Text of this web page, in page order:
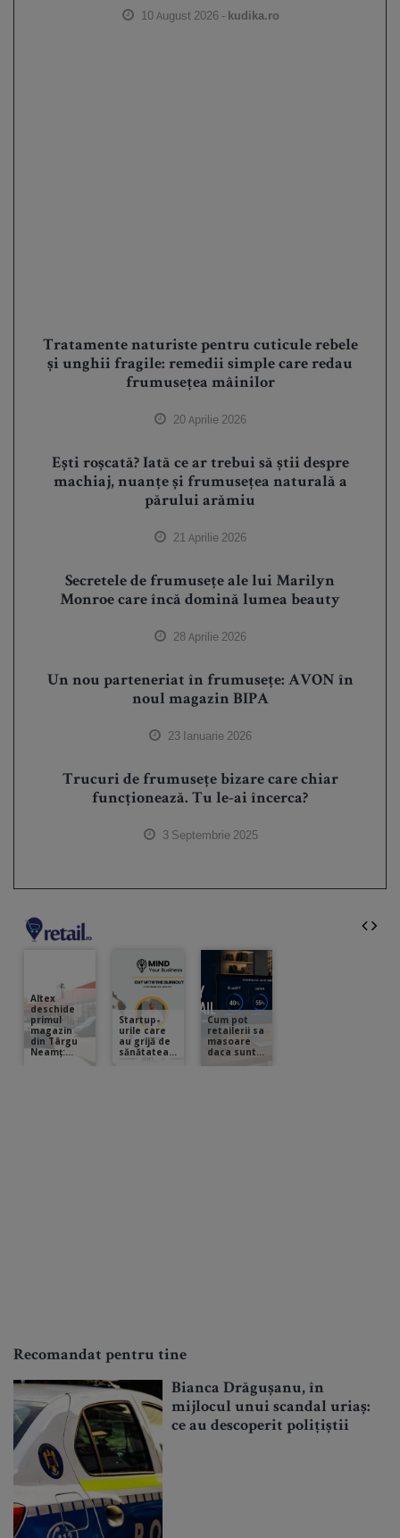
10 August 2026 - kudika.ro
Tratamente naturiste pentru cuticule rebele
și unghii fragile: remedii simple care redau
frumusețea mâinilor
20 Aprilie 2026
Ești roșcată? Iată ce ar trebui să știi despre
machiaj, nuanțe și frumusețea naturală a
părului arămiu
21 Aprilie 2026
Secretele de frumusețe ale lui Marilyn
Monroe care încă domină lumea beauty
28 Aprilie 2026
Un nou parteneriat în frumusețe: AVON în
noul magazin BIPA
23 Ianuarie 2026
Trucuri de frumusețe bizare care chiar
funcționează. Tu le-ai încerca?
3 Septembrie 2025
Recomandat pentru tine
Bianca Drăgușanu, în
mijlocul unui scandal uriaș:
ce au descoperit polițiștii